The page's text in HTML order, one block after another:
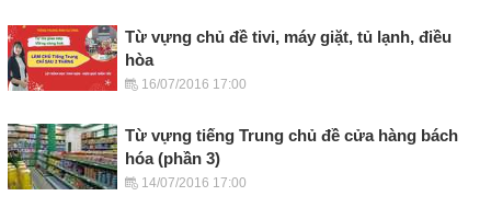
Từ vựng chủ đề tivi, máy giặt, tủ lạnh, điều
hòa
16/07/2016 17:00
Từ vựng tiếng Trung chủ đề cửa hàng bách
hóa (phần 3)
14/07/2016 17:00